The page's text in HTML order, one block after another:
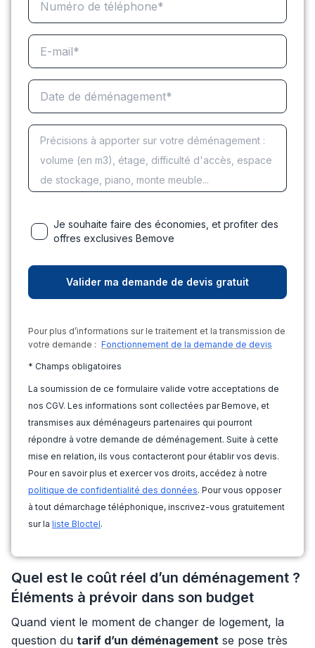
Je souhaite faire des économies, et profiter des
offres exclusives Bemove
Pour plus d’informations sur le traitement et la transmission de
votre demande : Fonctionnement de la demande de devis
* Champs obligatoires
La soumission de ce formulaire valide votre acceptations de
nos CGV. Les informations sont collectées par Bemove, et
transmises aux déménageurs partenaires qui pourront
répondre à votre demande de déménagement. Suite à cette
mise en relation, ils vous contacteront pour établir vos devis.
Pour en savoir plus et exercer vos droits, accédez à notre
politique de confidentialité des données. Pour vous opposer
à tout démarchage téléphonique, inscrivez-vous gratuitement
sur la liste Bloctel.
Quel est le coût réel d’un déménagement ?
Éléments à prévoir dans son budget
Quand vient le moment de changer de logement, la
question du tarif d’un déménagement se pose très